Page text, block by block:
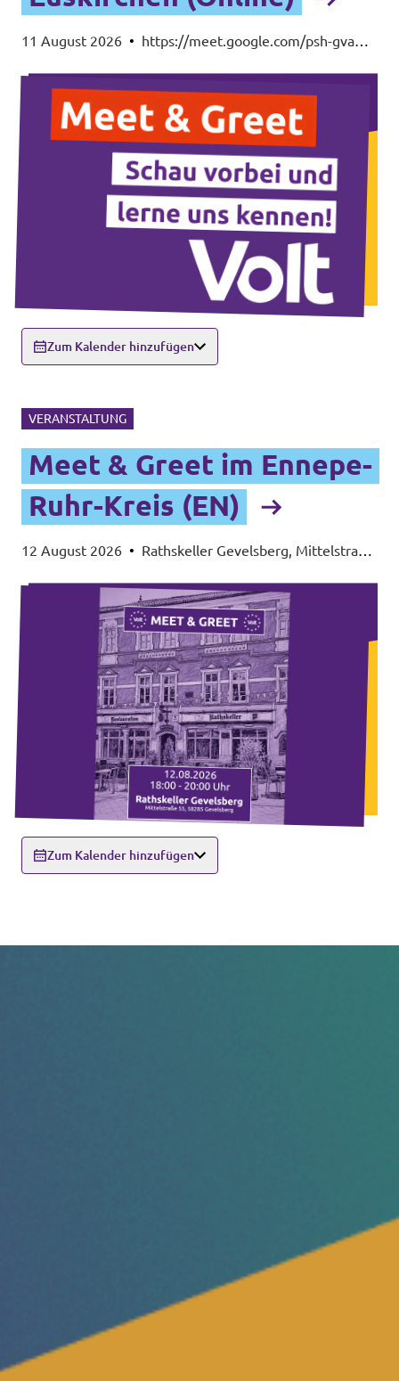
11 August 2026 • https://meet.google.com/psh-gvam-
Zum Kalender hinzufügen
VERANSTALTUNG
Meet & Greet im Ennepe-
Ruhr-Kreis (EN)
12 August 2026 • Rathskeller Gevelsberg, Mittelstraße
Zum Kalender hinzufügen